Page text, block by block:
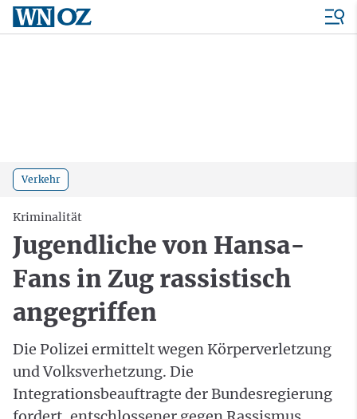
Verkehr
Kriminalität
Jugendliche von Hansa-
Fans in Zug rassistisch
angegriffen
Die Polizei ermittelt wegen Körperverletzung
und Volksverhetzung. Die
Integrationsbeauftragte der Bundesregierung